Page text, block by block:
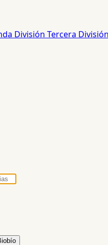
División Tercera División